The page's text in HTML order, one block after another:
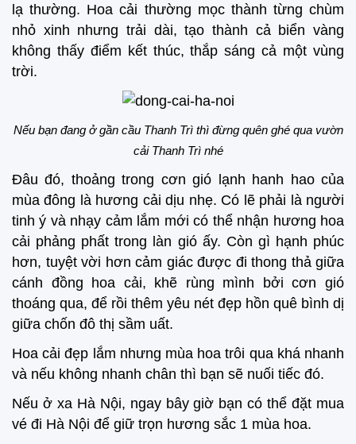
lạ thường. Hoa cải thường mọc thành từng chùm
nhỏ xinh nhưng trải dài, tạo thành cả biển vàng
không thấy điểm kết thúc, thắp sáng cả một vùng
trời.
Nếu bạn đang ở gần cầu Thanh Trì thì đừng quên ghé qua vườn
cải Thanh Trì nhé
Đâu đó, thoảng trong cơn gió lạnh hanh hao của
mùa đông là hương cải dịu nhẹ. Có lẽ phải là người
tinh ý và nhạy cảm lắm mới có thể nhận hương hoa
cải phảng phất trong làn gió ấy. Còn gì hạnh phúc
hơn, tuyệt vời hơn cảm giác được đi thong thả giữa
cánh đồng hoa cải, khẽ rùng mình bởi cơn gió
thoáng qua, để rồi thêm yêu nét đẹp hồn quê bình dị
giữa chốn đô thị sầm uất.
Hoa cải đẹp lắm nhưng mùa hoa trôi qua khá nhanh
và nếu không nhanh chân thì bạn sẽ nuối tiếc đó.
Nếu ở xa Hà Nội, ngay bây giờ bạn có thể đặt mua
vé đi Hà Nội để giữ trọn hương sắc 1 mùa hoa.